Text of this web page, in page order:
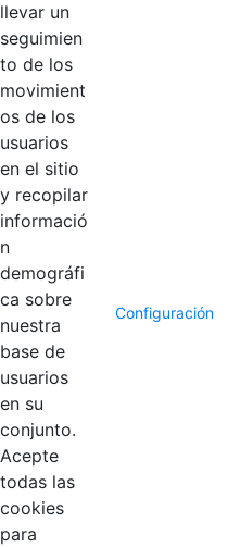
Productos
AÑADIR COMENTARIOS
llevar un
seguimien
to de los
movimient
os de los
usuarios
en el sitio
y recopilar
informació
n
demográfi
ca sobre
nuestra
base de
usuarios
en su
conjunto.
Acepte
todas las
cookies
para
Configuración